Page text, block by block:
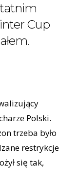
Cup
Polski.
trzeba było
restrykcje
się tak,